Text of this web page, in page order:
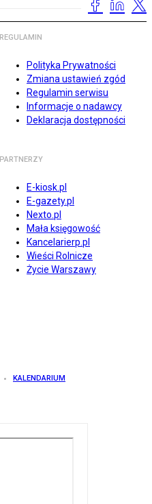
REGULAMIN
Polityka Prywatności
Zmiana ustawień zgód
Regulamin serwisu
Informacje o nadawcy
Deklaracja dostępności
PARTNERZY
E-kiosk.pl
E-gazety.pl
Nexto.pl
Mała księgowość
Kancelarierp.pl
Wieści Rolnicze
Życie Warszawy
KALENDARIUM